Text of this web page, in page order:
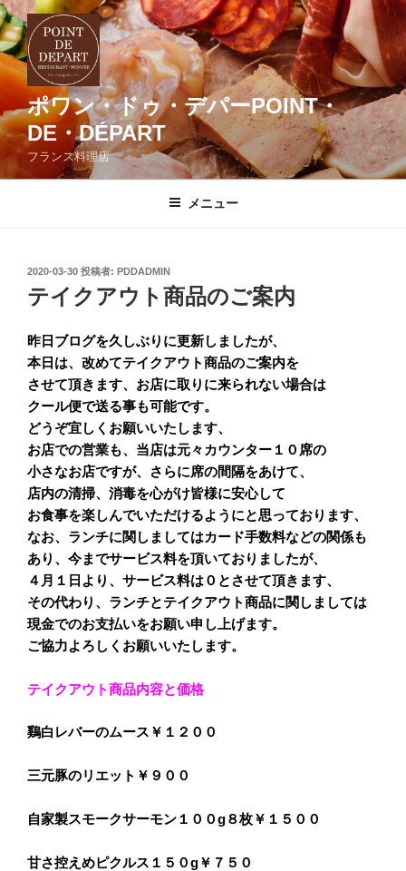
コ
ン
テ
ン
へ
ス
キ
ッ
ポワン・ドゥ・デパーPOINT・
DE・DÉPART
フランス料理店
メニュー
投
稿
日:
2020-03-30 投稿者: PDDADMIN
テイクアウト商品のご案内
昨日ブログを久しぶりに更新しましたが、
本日は、改めてテイクアウト商品のご案内を
させて頂きます、お店に取りに来られない場合は
クール便で送る事も可能です。
どうぞ宜しくお願いいたします、
お店での営業も、当店は元々カウンター１０席の
小さなお店ですが、さらに席の間隔をあけて、
店内の清掃、消毒を心がけ皆様に安心して
お食事を楽しんでいただけるようにと思っております、
なお、ランチに関しましてはカード手数料などの関係も
あり、今までサービス料を頂いておりましたが、
４月１日より、サービス料は０とさせて頂きます、
その代わり、ランチとテイクアウト商品に関しましては
現金でのお支払いをお願い申し上げます。
ご協力よろしくお願いいたします。
テイクアウト商品内容と価格
鷄白レバーのムース￥１２００
三元豚のリエット￥９００
自家製スモークサーモン１００g８枚￥１５００
甘さ控えめピクルス１５０g￥７５０